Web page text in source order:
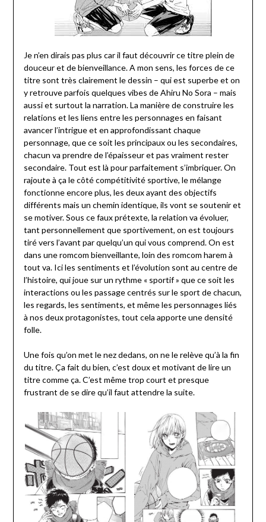
Je n’en dirais pas plus car il faut découvrir ce titre plein de
douceur et de bienveillance. A mon sens, les forces de ce
titre sont très clairement le dessin – qui est superbe et on
y retrouve parfois quelques vibes de Ahiru No Sora – mais
aussi et surtout la narration. La manière de construire les
relations et les liens entre les personnages en faisant
avancer l’intrigue et en approfondissant chaque
personnage, que ce soit les principaux ou les secondaires,
chacun va prendre de l’épaisseur et pas vraiment rester
secondaire. Tout est là pour parfaitement s’imbriquer. On
rajoute à ça le côté compétitivité sportive, le mélange
fonctionne encore plus, les deux ayant des objectifs
différents mais un chemin identique, ils vont se soutenir et
se motiver. Sous ce faux prétexte, la relation va évoluer,
tant personnellement que sportivement, on est toujours
tiré vers l’avant par quelqu’un qui vous comprend. On est
dans une romcom bienveillante, loin des romcom harem à
tout va. Ici les sentiments et l’évolution sont au centre de
l’histoire, qui joue sur un rythme « sportif » que ce soit les
interactions ou les passage centrés sur le sport de chacun,
les regards, les sentiments, et même les personnages liés
à nos deux protagonistes, tout cela apporte une densité
folle.
Une fois qu’on met le nez dedans, on ne le relève qu’à la fin
du titre. Ça fait du bien, c’est doux et motivant de lire un
titre comme ça. C’est même trop court et presque
frustrant de se dire qu’il faut attendre la suite.